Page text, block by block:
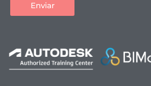
Enviar